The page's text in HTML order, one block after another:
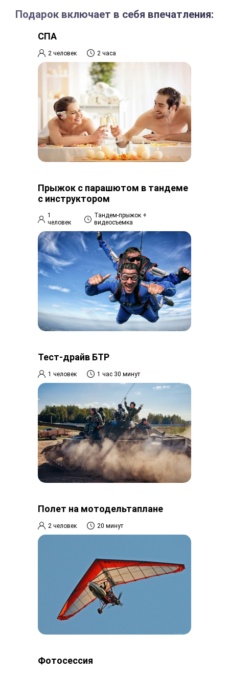
Подарок включает в себя впечатления:
СПА
2 человек 2 часа
Прыжок с парашютом в тандеме
с инструктором
1
человек
Тандем-прыжок +
видеосъемка
Тест-драйв БТР
1 человек 1 час 30 минут
Полет на мотодельтаплане
2 человек 20 минут
Фотосессия